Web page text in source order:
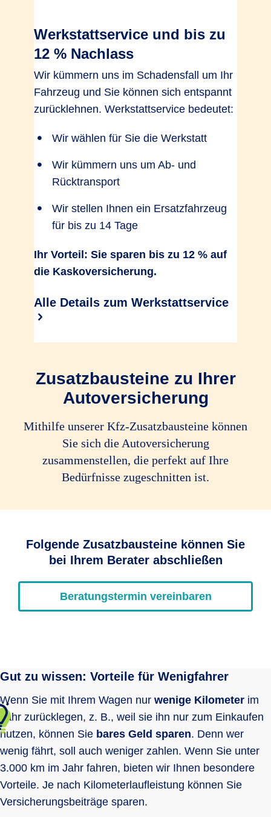
Werkstattservice und bis zu
12 % Nachlass
Wir kümmern uns im Schadensfall um Ihr
Fahrzeug und Sie können sich entspannt
zurücklehnen. Werkstattservice bedeutet:
Wir wählen für Sie die Werkstatt
Wir kümmern uns um Ab- und
Rücktransport
Wir stellen Ihnen ein Ersatzfahrzeug
für bis zu 14 Tage
Ihr Vorteil: Sie sparen bis zu 12 % auf
die Kaskoversicherung.
Alle Details zum Werkstattservice
Zusatzbausteine zu Ihrer
Autoversicherung
Mithilfe unserer Kfz-Zusatz­bau­steine können
Sie sich die Autoversicherung
zusammenstellen, die perfekt auf Ihre
Bedürfnisse zugeschnitten ist.
Folgende Zusatzbausteine können Sie
bei Ihrem Berater abschließen
Beratungstermin vereinbaren
Gut zu wissen: Vorteile für Wenigfahrer
Wenn Sie mit Ihrem Wagen nur wenige Kilometer im
Jahr zurücklegen, z. B., weil sie ihn nur zum Einkaufen
nutzen, können Sie bares Geld sparen. Denn wer
wenig fährt, soll auch weniger zahlen. Wenn Sie unter
3.000 km im Jahr fahren, bieten wir Ihnen besondere
Vorteile. Je nach Kilometerlaufleistung können Sie
Versicherungsbeiträge sparen.